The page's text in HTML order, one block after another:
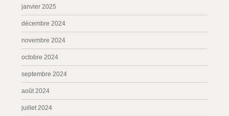
janvier 2025
décembre 2024
novembre 2024
octobre 2024
septembre 2024
août 2024
juillet 2024